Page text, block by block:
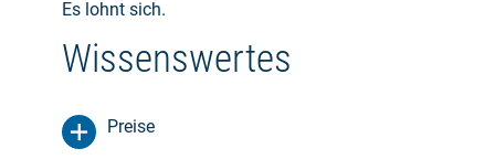
Es lohnt sich.
Wissenswertes
Preise